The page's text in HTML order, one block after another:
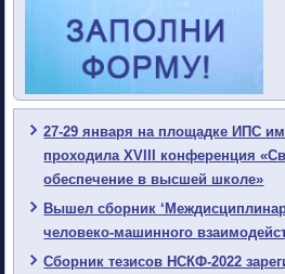
27-29 января на площадке ИПС
проходила XVIII конференция
обеспечение в высшей школе»
Вышел сборник
человеко-машинного
Сборник тезисов НСКФ-2022